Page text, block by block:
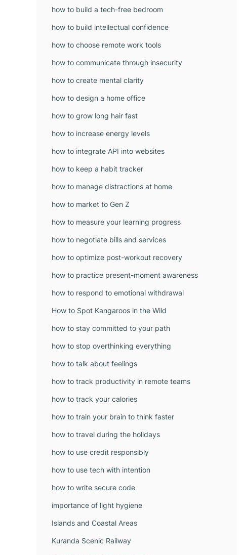
how to build a tech-free bedroom
how to build intellectual confidence
how to choose remote work tools
how to communicate through insecurity
how to create mental clarity
how to design a home office
how to grow long hair fast
how to increase energy levels
how to integrate API into websites
how to keep a habit tracker
how to manage distractions at home
how to market to Gen Z
how to measure your learning progress
how to negotiate bills and services
how to optimize post-workout recovery
how to practice present-moment awareness
how to respond to emotional withdrawal
How to Spot Kangaroos in the Wild
how to stay committed to your path
how to stop overthinking everything
how to talk about feelings
how to track productivity in remote teams
how to track your calories
how to train your brain to think faster
how to travel during the holidays
how to use credit responsibly
how to use tech with intention
how to write secure code
importance of light hygiene
Islands and Coastal Areas
Kuranda Scenic Railway